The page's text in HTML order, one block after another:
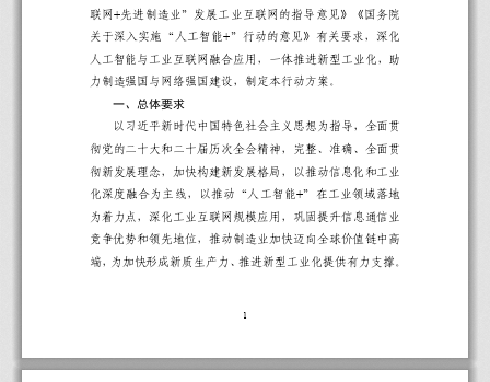
1
联网+先进制造业”
发展工业互联网的指导意见》《国务院
关于深入实施
人工智能+”
行动的意见》有关要求，深化
人工智能与工业互联网融合应用， 一体推进新型工业化 ，
助
力制造强国与网络强国建设，制定本行动方案。
一、总体要求
以习近平新时代中国特色社会主义思想为指导， 全面贯
彻党的二十大和二十届历次全会精神， 完整、 准确、 全面贯
彻新发展理念， 加快构建新发展格局 ， 以推动信息化和工业
化深度融合为主线， 以推动 人工智能+”
在工业领域落地
为着力点 ， 深化 工业互联网 规模应用 ， 巩固提升信息通信业
竞争优势和领先地位，推动制造业 加快迈向全球价值链中高
端，为加快形成新质生产力 、推进新型工业化提供有力 支撑